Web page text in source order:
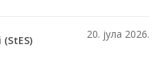
20. јула 2026.